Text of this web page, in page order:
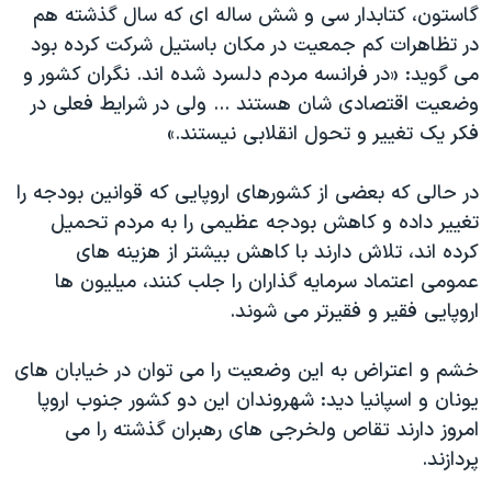
گاستون، کتابدار سی و شش ساله ای که سال گذشته هم
در تظاهرات کم جمعیت در مکان باستیل شرکت کرده بود
می گوید: «در فرانسه مردم دلسرد شده اند. نگران کشور و
وضعیت اقتصادی شان هستند ... ولی در شرایط فعلی در
فکر یک تغییر و تحول انقلابی نیستند.»
در حالی که بعضی از کشورهای اروپایی که قوانین بودجه را
تغییر داده و کاهش بودجه عظیمی را به مردم تحمیل
کرده اند، تلاش دارند با کاهش بیشتر از هزینه های
عمومی اعتماد سرمایه گذاران را جلب کنند، میلیون ها
اروپایی فقیر و فقیرتر می شوند.
خشم و اعتراض به این وضعیت را می توان در خیابان های
یونان و اسپانیا دید: شهروندان این دو کشور جنوب اروپا
امروز دارند تقاص ولخرجی های رهبران گذشته را می
پردازند.